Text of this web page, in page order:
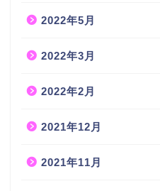
2022年5月
2022年3月
2022年2月
2021年12月
2021年11月